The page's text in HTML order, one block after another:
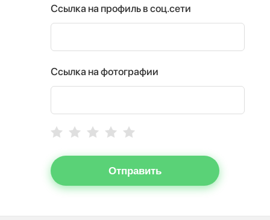
Ссылка на профиль в соц.сети
Ссылка на фотографии
Отправить